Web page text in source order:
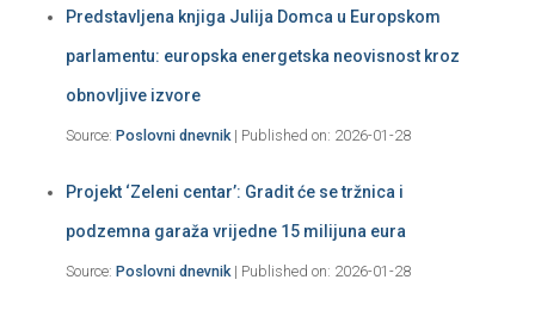
Predstavljena knjiga Julija Domca u Europskom
parlamentu: europska energetska neovisnost kroz
obnovljive izvore
Source: Poslovni dnevnik Published on: 2026-01-28
Projekt ‘Zeleni centar’: Gradit će se tržnica i
podzemna garaža vrijedne 15 milijuna eura
Source: Poslovni dnevnik Published on: 2026-01-28